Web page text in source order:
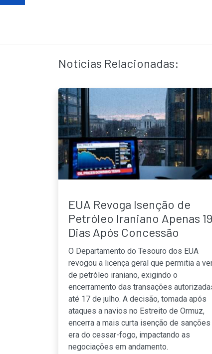
Notícias Relacionadas:
EUA Revoga Isenção de
Petróleo Iraniano Apenas 19
Dias Após Concessão
O Departamento do Tesouro dos EUA
revogou a licença geral que permitia a
de petróleo iraniano, exigindo o
encerramento das transações
até 17 de julho. A decisão, tomada após
ataques a navios no Estreito de Ormuz,
encerra a mais curta isenção de sanções
era do cessar-fogo, impactando as
negociações em andamento.